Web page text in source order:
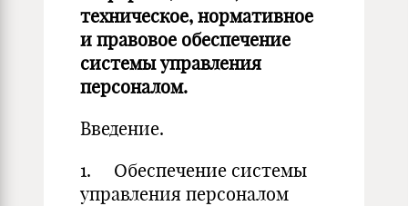
техническое, нормативное
и правовое обеспечение
системы управления
персоналом.
Введение.
1. Обеспечение системы
управления персоналом